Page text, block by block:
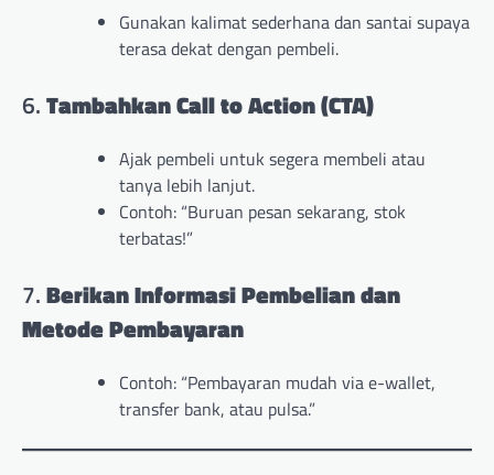
Gunakan kalimat sederhana dan santai supaya
terasa dekat dengan pembeli.
6.Tambahkan Call to Action (CTA)
Ajak pembeli untuk segera membeli atau
tanya lebih lanjut.
Contoh: “Buruan pesan sekarang, stok
terbatas!”
7.Berikan Informasi Pembelian dan
Metode Pembayaran
Contoh: “Pembayaran mudah via e-wallet,
transfer bank, atau pulsa.”